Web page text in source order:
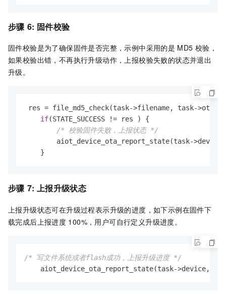
步骤 6: 固件校验
固件校验是为了确保固件是否完整，示例中采用的是 MD5 校验，
如果校验出错，不再执行升级动作，上报校验失败的状态并退出
升级。
res = file_md5_check(task->filename, task-
if(STATE_SUCCESS != res ) {
/* 校验固件失败，上报状态 */
aiot_device_ota_report_state(task-
    }
步骤 7: 上报升级状态
上报升级状态可在升级过程表示升级的进度，如下示例在固件下
载完成后上报进度 100%，用户可自行定义升级进度。
/* 写文件系统或者flash成功，上报升级进度 */
    aiot_device_ota_report_state(task->device,